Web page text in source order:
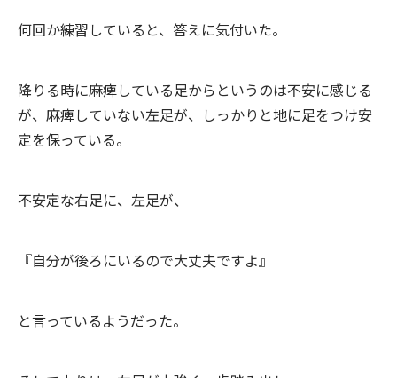
何回か練習していると、答えに気付いた。
降りる時に麻痺している足からというのは不安に感じる
が、麻痺していない左足が、しっかりと地に足をつけ安
定を保っている。
不安定な右足に、左足が、
『自分が後ろにいるので大丈夫ですよ』
と言っているようだった。